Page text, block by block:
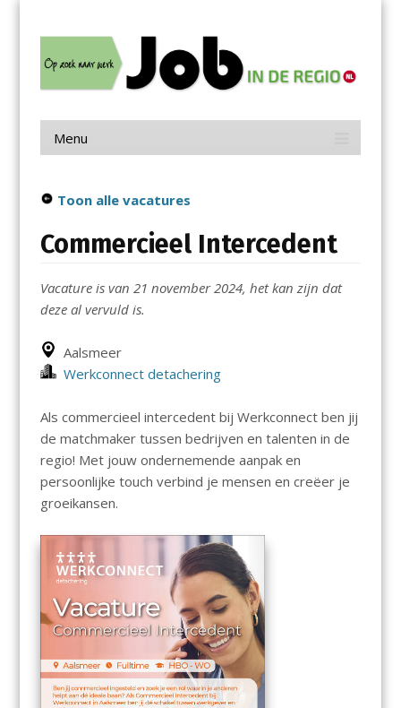
contentJob in de Regio
Menu
Toon alle vacatures
Commercieel Intercedent
Vacature is van 21 november 2024, het kan zijn dat
deze al vervuld is.
Aalsmeer
Werkconnect detachering
Als commercieel intercedent bij Werkconnect ben jij
de matchmaker tussen bedrijven en talenten in de
regio! Met jouw ondernemende aanpak en
persoonlijke touch verbind je mensen en creëer je
groeikansen.